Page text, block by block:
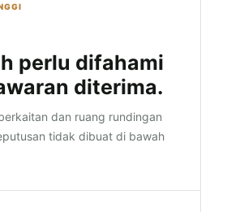
perlu difahami
diterima.
dan ruang rundingan
tidak dibuat di bawah